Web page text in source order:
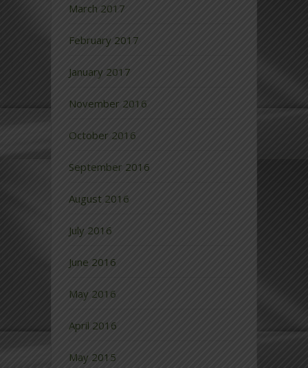
March 2017
February 2017
January 2017
November 2016
October 2016
September 2016
August 2016
July 2016
June 2016
May 2016
April 2016
May 2015